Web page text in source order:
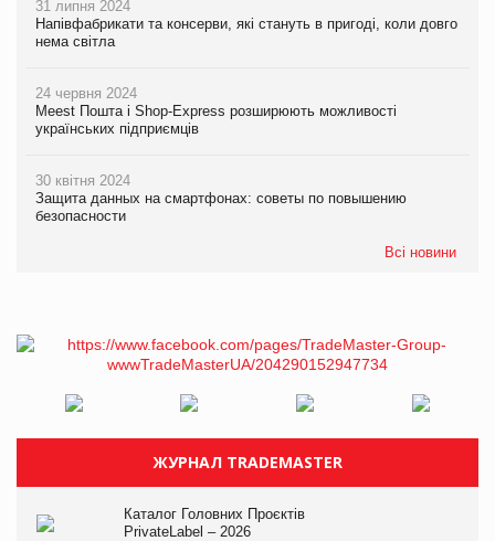
31 липня 2024
Напівфабрикати та консерви, які стануть в пригоді, коли довго
нема світла
24 червня 2024
Meest Пошта і Shop-Express розширюють можливості
українських підприємців
30 квітня 2024
Защита данных на смартфонах: советы по повышению
безопасности
Всі новини
ЖУРНАЛ TRADEMASTER
Каталог Головних Проєктів
PrivateLabel – 2026